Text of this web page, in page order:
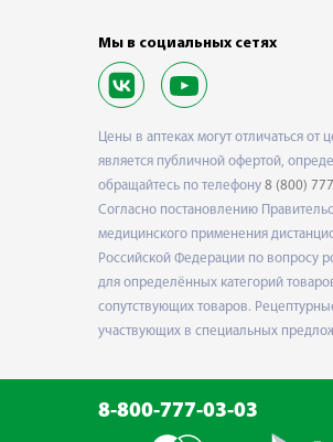
Мы в социальных сетях
Цены в аптеках могут отличаться
является публичной офертой,
обращайтесь по телефону 8 (800)
Согласно постановлению
медицинского применения
Российской Федерации по вопросу
для определённых категорий
сопутствующих товаров.
участвующих в специальных
8-800-777-03-03